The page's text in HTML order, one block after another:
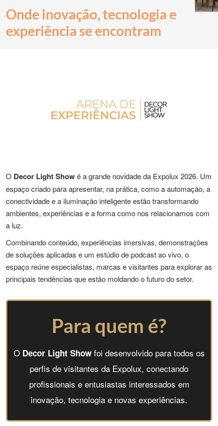
Onde inovação, tecnologia e
experiência se encontram
O Decor Light Showé a grande novidade da Expolux 2026. Um
espaço criado para apresentar, na prática, como a automação, a
conectividade e a iluminação inteligente estão transformando
ambientes, experiências e a forma como nos relacionamos com
a luz.
Combinando conteúdo, experiências imersivas, demonstrações
de soluções aplicadas e um estúdio de podcast ao vivo, o
espaço reúne especialistas, marcas e visitantes para explorar as
principais tendências que estão moldando o futuro do setor.
Para quem é?
O Decor Light Showfoi desenvolvido para todos os
perfis de visitantes da Expolux, conectando
profissionais e entusiastas interessados em
inovação, tecnologia e novas experiências.